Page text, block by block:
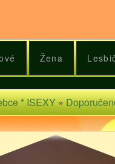
Žena
* ISEXY»